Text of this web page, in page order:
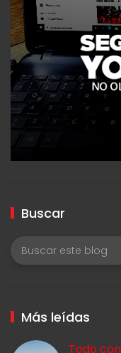
Buscar
Más leídas
Todo